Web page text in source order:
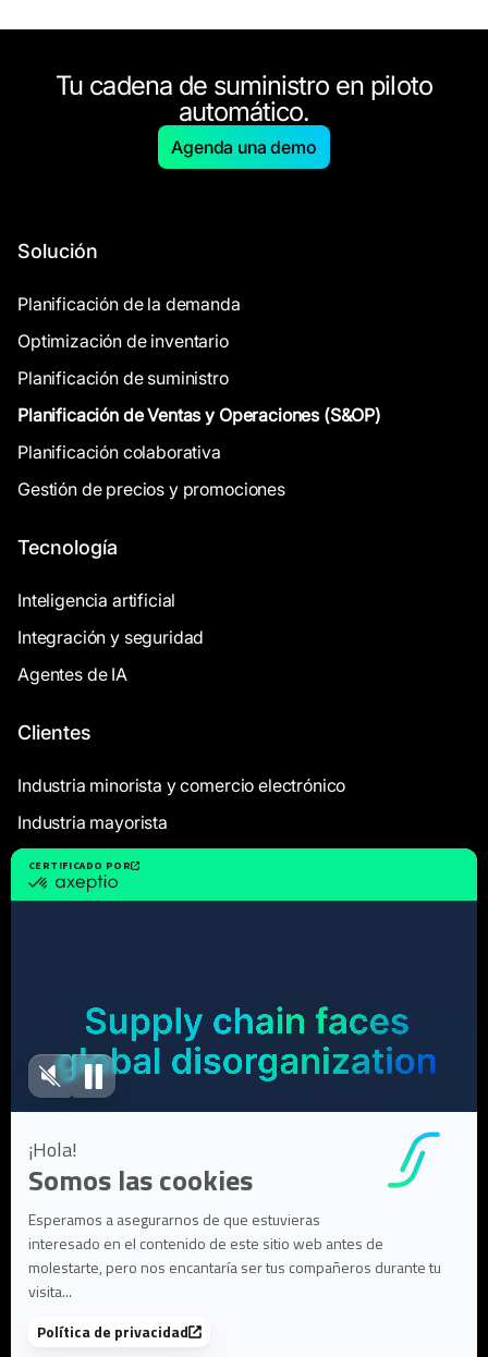
Tu cadena de suministro en piloto
automático.
Agenda una demo
Solución
Planificación de la demanda
Optimización de inventario
Planificación de suministro
Planificación de Ventas y Operaciones (S&OP)
Planificación colaborativa
Gestión de precios y promociones
Tecnología
Inteligencia artificial
Integración y seguridad
Agentes de IA
Clientes
Industria minorista y comercio electrónico
Industria mayorista
Industria del recambio
Manufactura
Casos de éxito
Informes
Webinars
Artículos de blog
Preguntas Frecuentes
Documentación del usuario
Sobre nosotros
Sobre nosotros
Liderazgo y equipo